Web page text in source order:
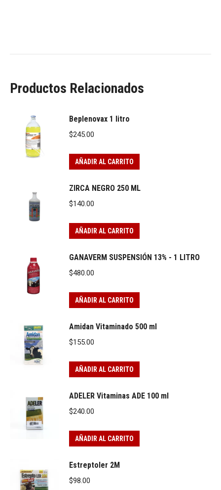
Productos Relacionados
Beplenovax 1 litro
$245.00
AÑADIR AL CARRITO
ZIRCA NEGRO 250 ML
$140.00
AÑADIR AL CARRITO
GANAVERM SUSPENSIÓN 13% - 1 LITRO
$480.00
AÑADIR AL CARRITO
Amidan Vitaminado 500 ml
$155.00
AÑADIR AL CARRITO
ADELER Vitaminas ADE 100 ml
$240.00
AÑADIR AL CARRITO
Estreptoler 2M
$98.00